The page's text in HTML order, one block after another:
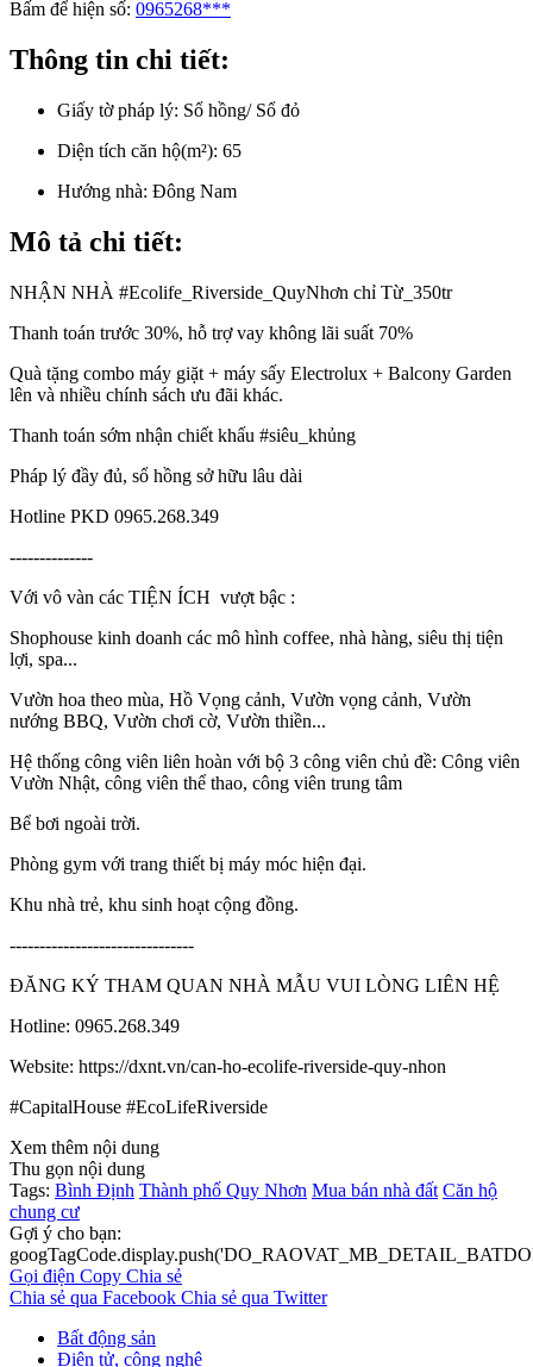
Bấm để hiện số: 0965268***
Thông tin chi tiết:
Giấy tờ pháp lý: Sổ hồng/ Sổ đỏ
Diện tích căn hộ(m²): 65
Hướng nhà: Đông Nam
Mô tả chi tiết:
NHẬN NHÀ #Ecolife_Riverside_QuyNhơn chỉ Từ_350tr
Thanh toán trước 30%, hỗ trợ vay không lãi suất 70%
Quà tặng combo máy giặt + máy sấy Electrolux + Balcony Garden
lên và nhiều chính sách ưu đãi khác.
Thanh toán sớm nhận chiết khấu #siêu_khủng
Pháp lý đầy đủ, sổ hồng sở hữu lâu dài
Hotline PKD 0965.268.349
--------------
Với vô vàn các TIỆN ÍCH vượt bậc :
Shophouse kinh doanh các mô hình coffee, nhà hàng, siêu thị tiện
lợi, spa...
Vườn hoa theo mùa, Hồ Vọng cảnh, Vườn vọng cảnh, Vườn
nướng BBQ, Vườn chơi cờ, Vườn thiền...
Hệ thống công viên liên hoàn với bộ 3 công viên chủ đề: Công viên
Vườn Nhật, công viên thể thao, công viên trung tâm
Bể bơi ngoài trời.
Phòng gym với trang thiết bị máy móc hiện đại.
Khu nhà trẻ, khu sinh hoạt cộng đồng.
-------------------------------
ĐĂNG KÝ THAM QUAN NHÀ MẪU VUI LÒNG LIÊN HỆ
Hotline: 0965.268.349
Website: https://dxnt.vn/can-ho-ecolife-riverside-quy-nhon
#CapitalHouse #EcoLifeRiverside
Xem thêm nội dung
Thu gọn nội dung
Tags: Bình Định Thành phố Quy Nhơn Mua bán nhà đất Căn hộ
chung cư
Gợi ý cho bạn:
Gọi điện Copy Chia sẻ
Chia sẻ qua Facebook Chia sẻ qua Twitter
Bất động sản
Điện tử, công nghệ